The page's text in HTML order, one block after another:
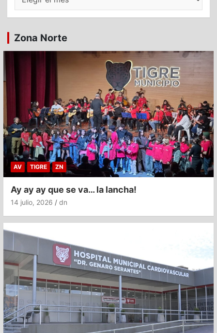
Zona Norte
AV TIGRE ZN
Ay ay ay que se va… la lancha!
14 julio, 2026 dn